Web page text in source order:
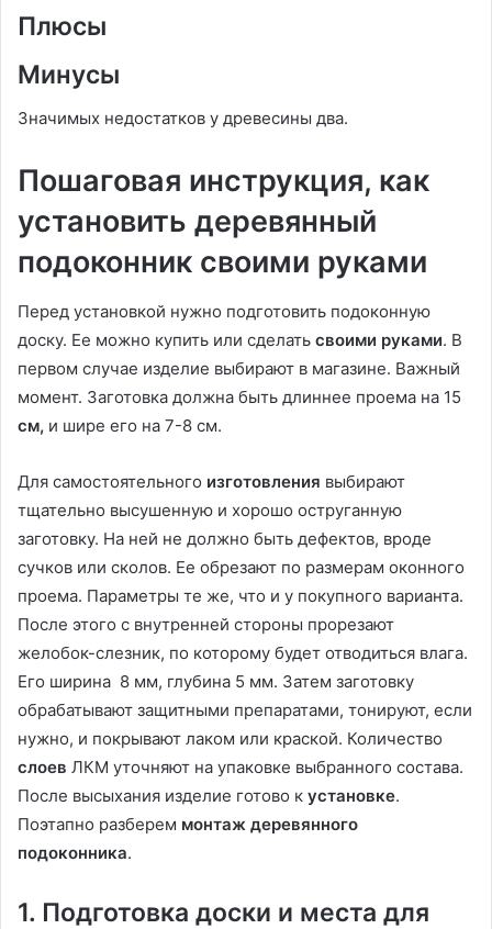
Плюсы
Минусы
Значимых недостатков у древесины два.
Пошаговая инструкция, как
установить деревянный
подоконник своими руками
Перед установкой нужно подготовить подоконную
доску. Ее можно купить или сделать своими руками. В
первом случае изделие выбирают в магазине. Важный
момент. Заготовка должна быть длиннее проема на 15
см, и шире его на 7-8 см.
Для самостоятельного изготовления выбирают
тщательно высушенную и хорошо оструганную
заготовку. На ней не должно быть дефектов, вроде
сучков или сколов. Ее обрезают по размерам оконного
проема. Параметры те же, что и у покупного варианта.
После этого с внутренней стороны прорезают
желобок-слезник, по которому будет отводиться влага.
Его ширина 8 мм, глубина 5 мм. Затем заготовку
обрабатывают защитными препаратами, тонируют, если
нужно, и покрывают лаком или краской. Количество
слоев ЛКМ уточняют на упаковке выбранного состава.
После высыхания изделие готово к установке.
Поэтапно разберем монтаж деревянного
подоконника.
1. Подготовка доски и места для